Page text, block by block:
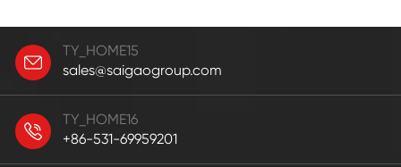
TY_HOME15
sales@saigaogroup.com
TY_HOME16
+86-531-69959201